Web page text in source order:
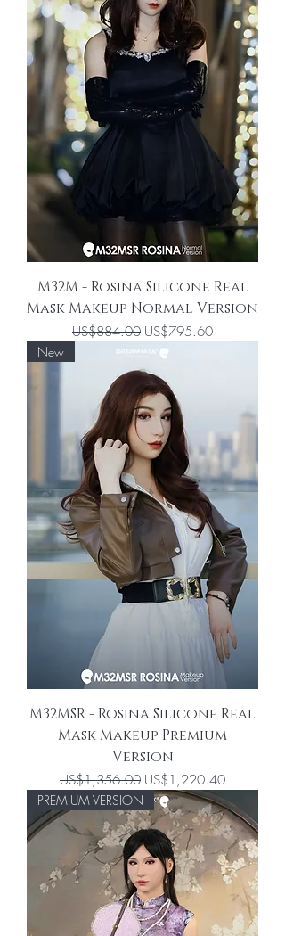
M32M - Rosina Silicone Real
Mask Makeup Normal Version
一般價格
US$884.00 促銷價格
US$795.60
New
M32MSR - Rosina Silicone Real
Mask Makeup Premium
Version
一般價格
US$1,356.00 促銷價格
US$1,220.40
PREMIUM VERSION